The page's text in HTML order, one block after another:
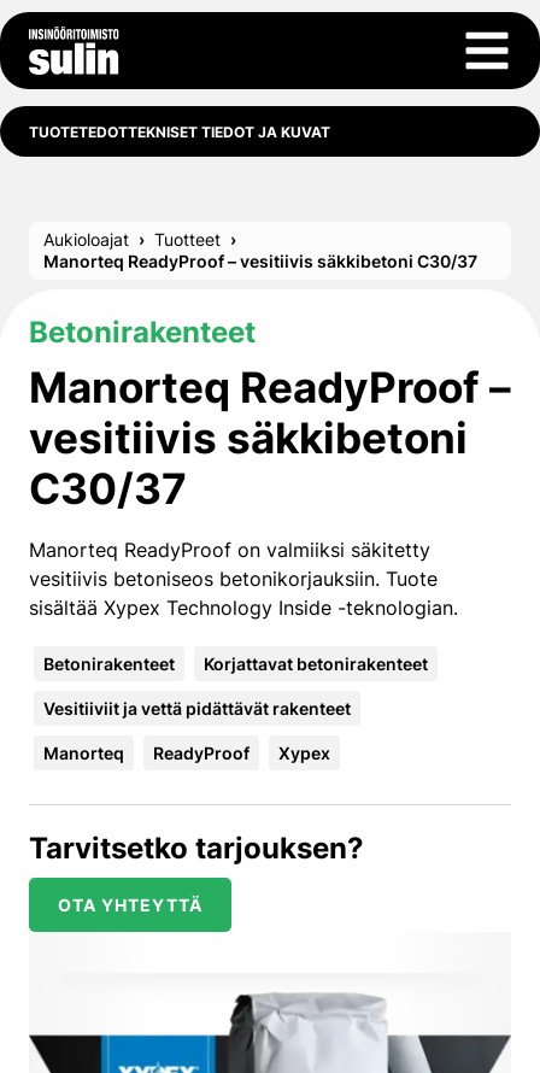
Siirry sisältöön
Avaa
TUOTETEDOTTEKNISET TIEDOT JA KUVAT
Aukioloajat
Tuotteet
Manorteq ReadyProof – vesitiivis säkkibetoni C30/37
Betonirakenteet
Manorteq ReadyProof –
vesitiivis säkkibetoni
C30/37
Manorteq ReadyProof on valmiiksi säkitetty
vesitiivis betoniseos betonikorjauksiin. Tuote
sisältää Xypex Technology Inside -teknologian.
Betonirakenteet Korjattavat betonirakenteet
Vesitiiviit ja vettä pidättävät rakenteet
Manorteq ReadyProof Xypex
Tarvitsetko tarjouksen?
OTA YHTEYTTÄ